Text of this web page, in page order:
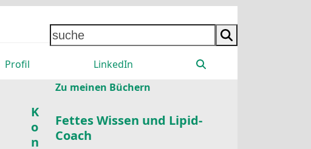
suche
Profil LinkedIn
Zu meinen Büchern
Fettes Wissen und Lipid-
Coach
K
o
n